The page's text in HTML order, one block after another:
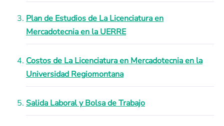
Plan de Estudios de La Licenciatura en
Mercadotecnia en la UERRE
Costos de La Licenciatura en Mercadotecnia en la
Universidad Regiomontana
Salida Laboral y Bolsa de Trabajo